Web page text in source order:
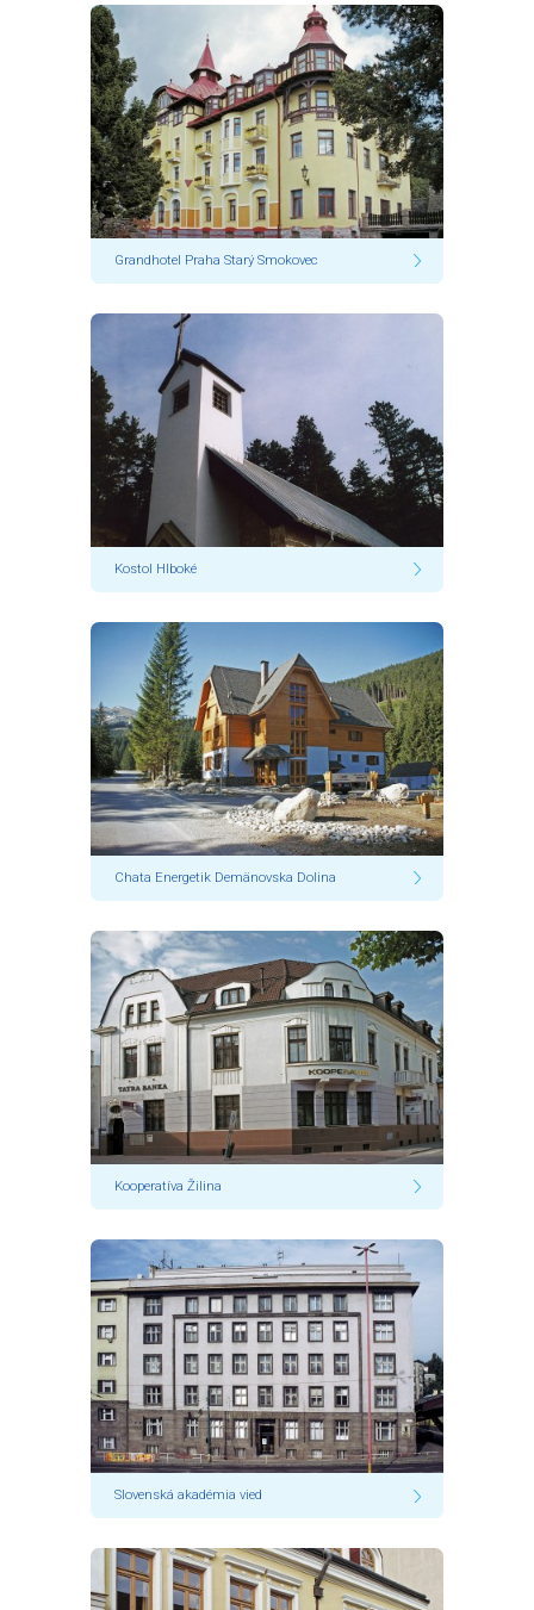
Grandhotel Praha Starý Smokovec
Kostol Hlboké
Chata Energetik Demänovska Dolina
Kooperatíva Žilina
Slovenská akadémia vied